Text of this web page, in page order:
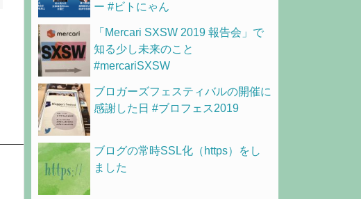
ー #ビトにゃん
「Mercari SXSW 2019 報告会」で
知る少し未来のこと
#mercariSXSW
ブロガーズフェスティバルの開催に
感謝した日 #ブロフェス2019
ブログの常時SSL化（https）をし
ました